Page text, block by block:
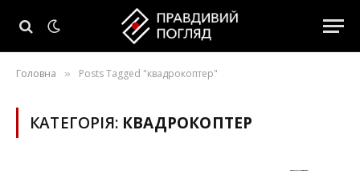
Головна » Posts Tagged "квадрокоптер"
КАТЕГОРІЯ: КВАДРОКОПТЕР